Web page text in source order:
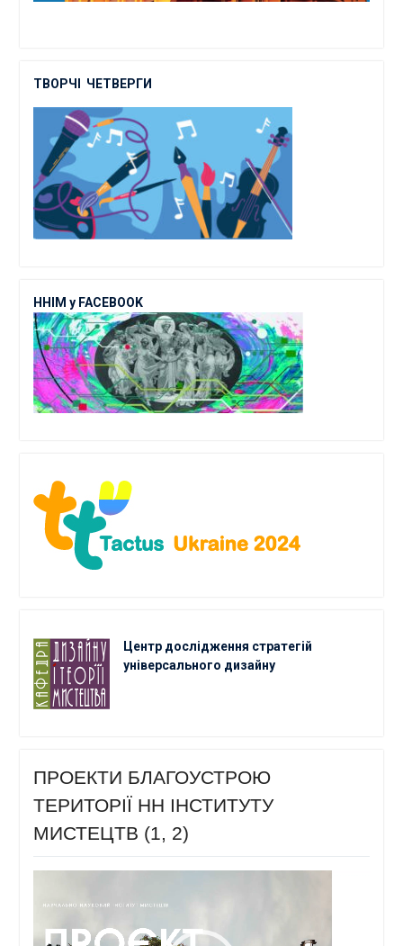
ТВОРЧІ ЧЕТВЕРГИ
ННІМ у FACEBOOK
Центр дослідження стратегій
універсального дизайну
ПРОЕКТИ БЛАГОУСТРОЮ
ТЕРИТОРІЇ НН ІНСТИТУТУ
МИСТЕЦТВ (1, 2)